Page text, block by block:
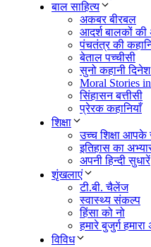
बाल साहित्य
अकबर बीरबल
आदर्श बालकों की
पंचतंत्र की
बेताल पच्चीसी
सुनो कहानी दिनेश
Moral Stories
सिंहासन बत्तीसी
प्रेरक कहानियाँ
शिक्षा
उच्च शिक्षा आपके
इतिहास का
अपनी हिन्दी सुधारें
शृंखलाएं
टी.बी. चैलेंज
स्वास्थ्य संकल्प
हिंसा को नो
हमारे बुजुर्ग हमारा
विविध